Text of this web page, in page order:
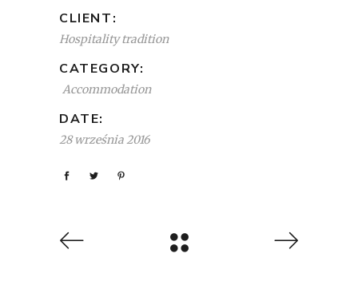
CLIENT:
Hospitality tradition
CATEGORY:
Accommodation
DATE:
28 września 2016